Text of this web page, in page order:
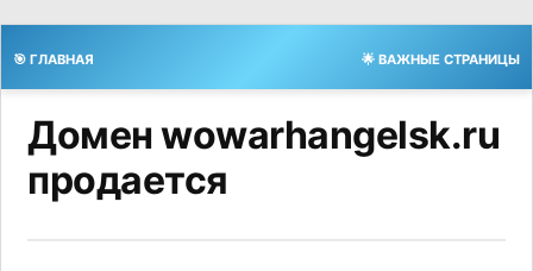
🎯 ГЛАВНАЯ 🌟 ВАЖНЫЕ СТРАНИЦЫ
Домен wowarhangelsk.ru
продается